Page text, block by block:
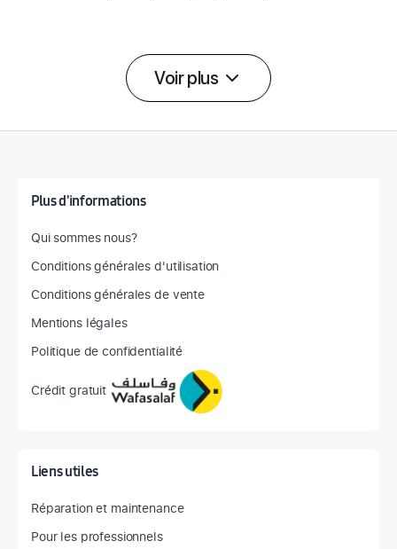
Voir plus
Plus d'informations
Qui sommes nous?
Conditions générales d'utilisation
Conditions générales de vente
Mentions légales
Politique de confidentialité
Crédit gratuit
Liens utiles
Réparation et maintenance
Pour les professionnels